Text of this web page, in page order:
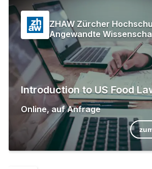
ZHAW Zürcher
Angewandte
Introduction to US Food
Online,auf Anfrage